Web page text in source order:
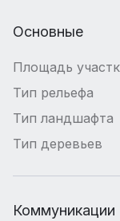
Основные
Площадь
Тип рельефа
Тип ландшафта
Тип деревьев
Коммуникации